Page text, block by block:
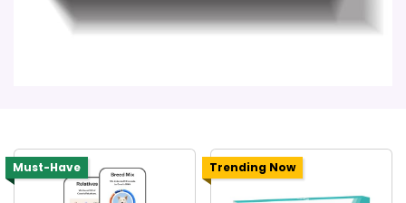
Must-Have Trending Now